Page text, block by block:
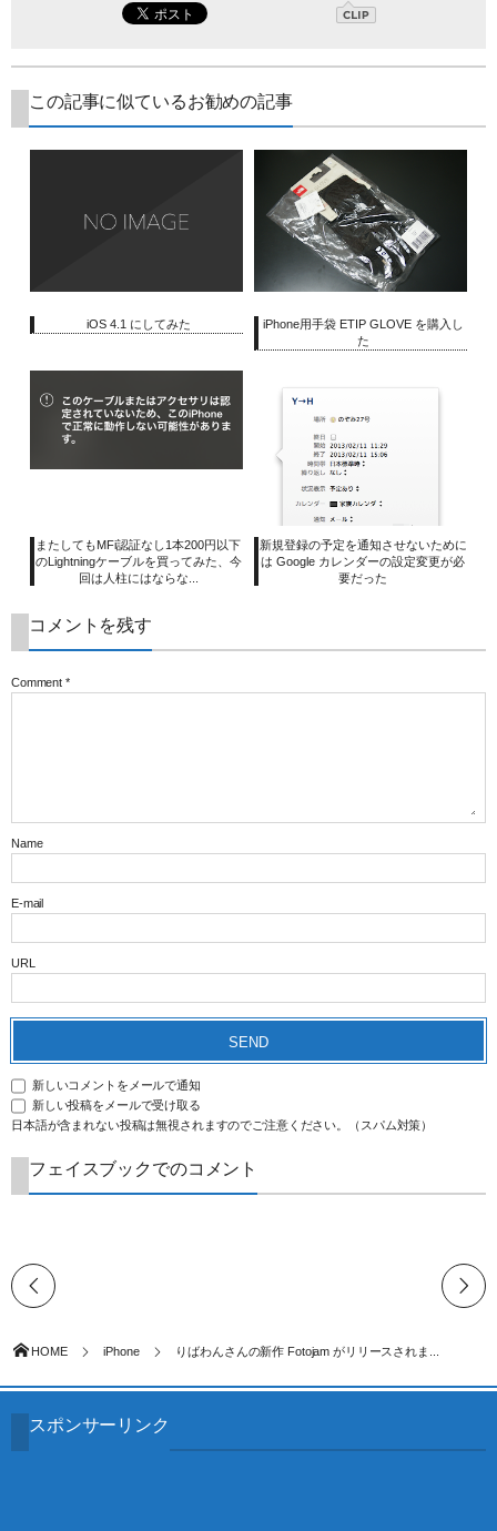
この記事に似ているお勧めの記事
iOS 4.1 にしてみた
iPhone用手袋 ETIP GLOVE を購入し
た
またしてもMFi認証なし1本200円以下
のLightningケーブルを買ってみた、今
回は人柱にはならな...
新規登録の予定を通知させないために
は Google カレンダーの設定変更が必
要だった
コメントを残す
Comment *
Name
E-mail
URL
新しいコメントをメールで通知
新しい投稿をメールで受け取る
日本語が含まれない投稿は無視されますのでご注意ください。（スパム対策）
フェイスブックでのコメント
HOME iPhone りばわんさんの新作 Fotojam がリリースされま...
スポンサーリンク